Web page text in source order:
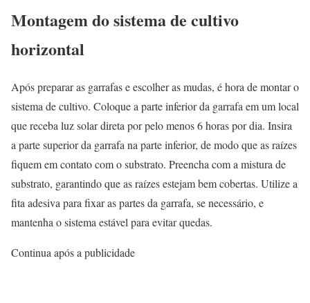
Montagem do sistema de cultivo
horizontal
Após preparar as garrafas e escolher as mudas, é hora de montar o
sistema de cultivo. Coloque a parte inferior da garrafa em um local
que receba luz solar direta por pelo menos 6 horas por dia. Insira
a parte superior da garrafa na parte inferior, de modo que as raízes
fiquem em contato com o substrato. Preencha com a mistura de
substrato, garantindo que as raízes estejam bem cobertas. Utilize a
fita adesiva para fixar as partes da garrafa, se necessário, e
mantenha o sistema estável para evitar quedas.
Continua após a publicidade